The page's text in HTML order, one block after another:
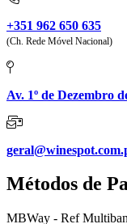
+351 962 650 635
(Ch. Rede Móvel Nacional)
Av. 1º de Dezembro
Métodos de
MBWay - Ref